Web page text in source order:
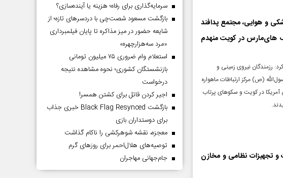
و هوایی، مجتمع پدافند
های‌مارس در کویت منهدم
انقلاب اسلامی در اطلاعیه شماره ۱۴ عملیات نصر۲ اعلام کرد: رزمندگان نیروی زمینی و
موج هفتم عملیات نصر۲ با رمز مبارک یا رسول‌الله (ص) مرکز ارتباطات ماهواره
آمریکا در کویت و سکوهای پرتاب
و تجهیزات نظامی و مخازن
سرمایه‌گذاری برای رفاه؛ هزینه یا آینده‌سازی؟
بازگشت مسعود شصت‌چی با دردسر‌های تازه؛ از
شایعه حضور در میز مذاکره تا پایان فیلمبرداری
«مرد سه‌هزارچهره»
استعلام وام ضروری ۷۵ میلیون تومانی
بازنشستگان کشوری؛ نحوه مشاهده نتیجه
درخواست
اجیر کردن قاتل برای کشتن همسر!
بازگشت Black Flag Resynced خبری جذاب
برای دوستداران بازی
معجزه، نقشه شوهرکشی را ناکام گذاشت
توصیه‌های هلال‌احمر برای روز‌های گرم
جام‌جهانی مهاجران